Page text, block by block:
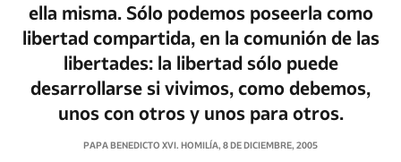
ella misma. Sólo podemos poseerla como
libertad compartida, en la comunión de las
libertades: la libertad sólo puede
desarrollarse si vivimos, como debemos,
unos con otros y unos para otros.
PAPA BENEDICTO XVI. HOMILÍA, 8 DE DICIEMBRE, 2005